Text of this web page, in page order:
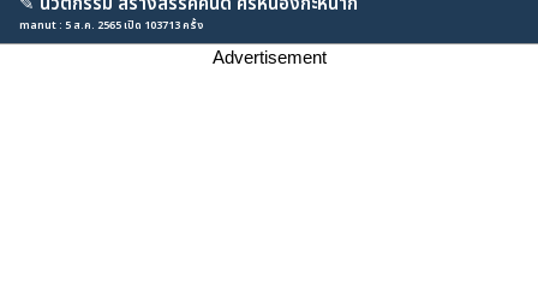
manut : 5 ส.ค. 2565 เปิด 103713 ครั้ง
Advertisement